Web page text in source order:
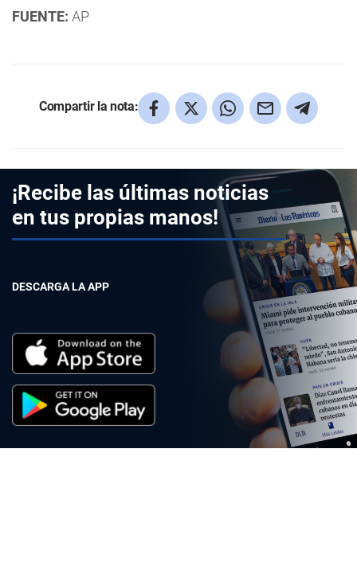
FUENTE: AP
Compartir la nota:
¡Recibe las últimas noticias
en tus propias manos!
DESCARGA LA APP